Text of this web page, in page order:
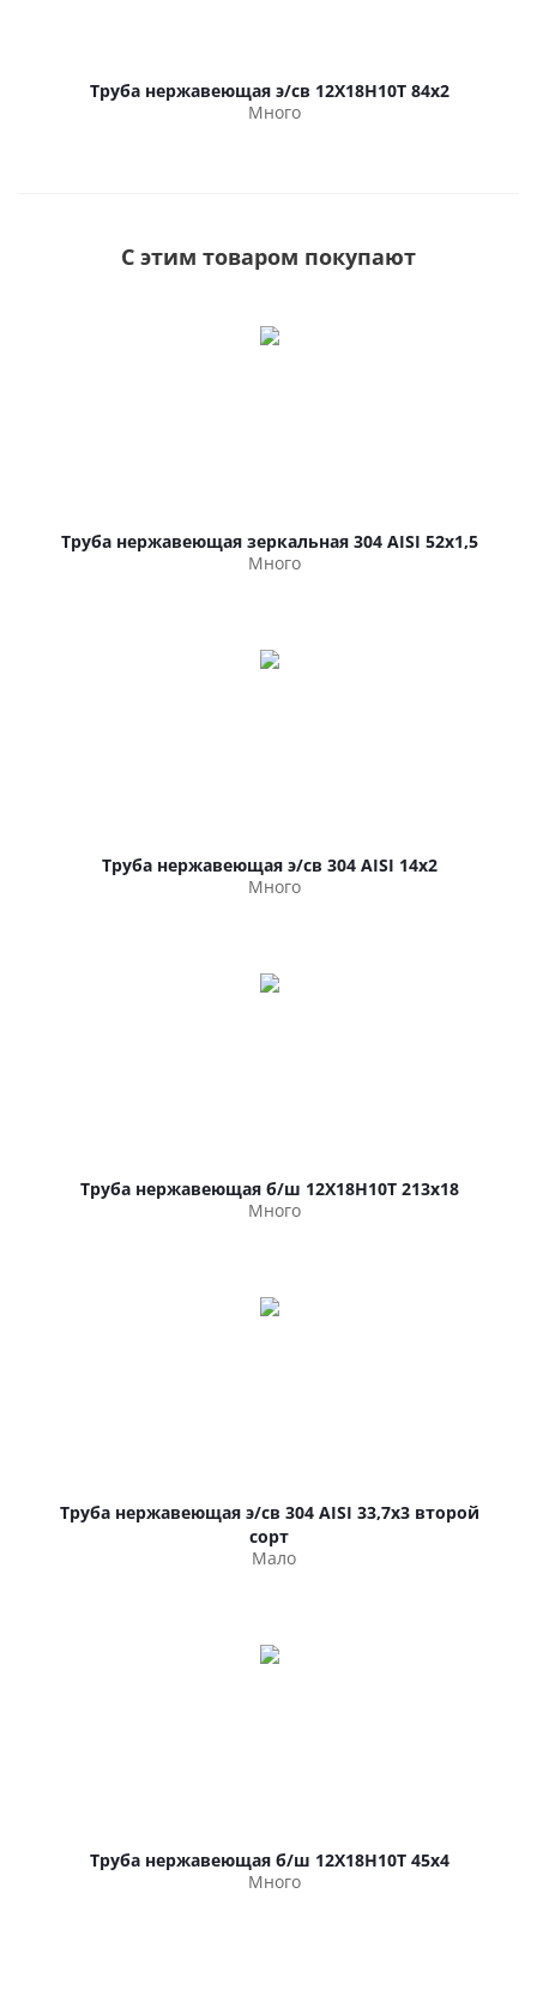
Труба нержавеющая э/св 12Х18Н10Т 84х2
Много
С этим товаром покупают
Труба нержавеющая зеркальная 304 AISI 52х1,5
Много
Труба нержавеющая э/св 304 AISI 14х2
Много
Труба нержавеющая б/ш 12Х18Н10Т 213х18
Много
Труба нержавеющая э/св 304 AISI 33,7х3 второй
сорт
Мало
Труба нержавеющая б/ш 12Х18Н10Т 45х4
Много